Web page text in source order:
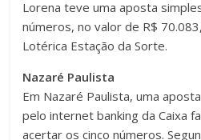
Lorena teve uma aposta
números, no valor de R$
Lotérica Estação da Sorte.
Nazaré Paulista
Em Nazaré Paulista, uma
pelo internet banking da Caixa
acertar os cinco números.